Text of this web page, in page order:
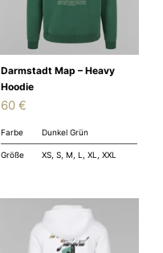
Darmstadt Map – Heavy
Hoodie
60 €
Farbe Dunkel Grün
Größe XS, S, M, L, XL, XXL